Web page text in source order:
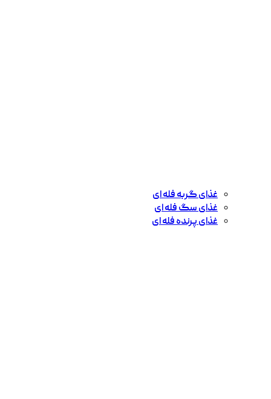
غذای گربه فله ای
غذای سگ فله ای
غذای پرنده فله ای